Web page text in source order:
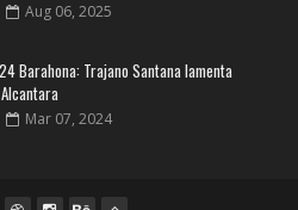
Aug 06, 2025
Barahona: Trajano Santana lamenta
Mar 07, 2024